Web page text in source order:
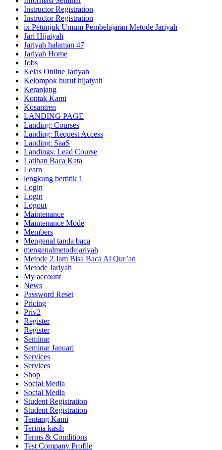
Instructor Registration
Instructor Registration
ix Petunjuk Umum Pembelajaran Metode Jariyah
Jari Hijaiyah
Jariyah halaman 47
Jariyah Home
Jobs
Kelas Online Jariyah
Kelompok huruf hijaiyah
Keranjang
Kontak Kami
Kosantren
LANDING PAGE
Landing: Courses
Landing: Request Access
Landing: SaaS
Landings: Lead Course
Latihan Baca Kata
Learn
lengkung bertitik 1
Login
Login
Logout
Maintenance
Maintenance Mode
Members
Mengenal tanda baca
mengenalmetodejariyah
Metode 2 Jam Bisa Baca Al Qur’an
Metode Jariyah
My account
News
Password Reset
Pricing
Priv2
Register
Register
Seminar
Seminar Januari
Services
Services
Shop
Social Media
Social Media
Student Registration
Student Registration
Tentang Kami
Terima kasih
Terms & Conditions
Test Company Profile